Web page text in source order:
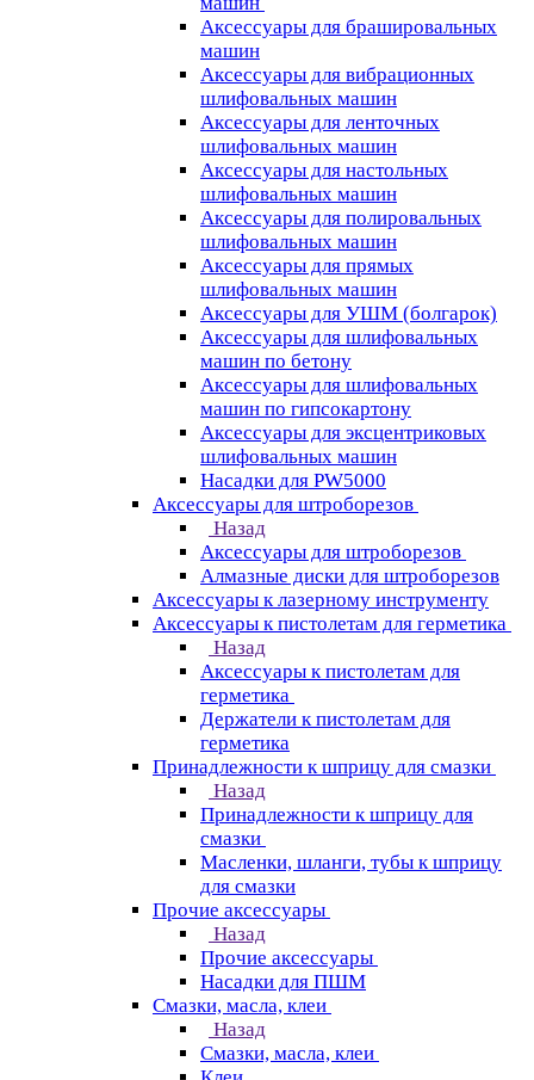
Аксессуары для брашировальных
машин
Аксессуары для вибрационных
шлифовальных машин
Аксессуары для ленточных
шлифовальных машин
Аксессуары для настольных
шлифовальных машин
Аксессуары для полировальных
шлифовальных машин
Аксессуары для прямых
шлифовальных машин
Аксессуары для УШМ (болгарок)
Аксессуары для шлифовальных
машин по бетону
Аксессуары для шлифовальных
машин по гипсокартону
Аксессуары для эксцентриковых
шлифовальных машин
Насадки для PW5000
Аксессуары для штроборезов
Назад
Аксессуары для штроборезов
Алмазные диски для штроборезов
Аксессуары к лазерному инструменту
Аксессуары к пистолетам для герметика
Назад
Аксессуары к пистолетам для
герметика
Держатели к пистолетам для
герметика
Принадлежности к шприцу для смазки
Назад
Принадлежности к шприцу для
смазки
Масленки, шланги, тубы к шприцу
для смазки
Прочие аксессуары
Назад
Прочие аксессуары
Насадки для ПШМ
Смазки, масла, клеи
Назад
Смазки, масла, клеи